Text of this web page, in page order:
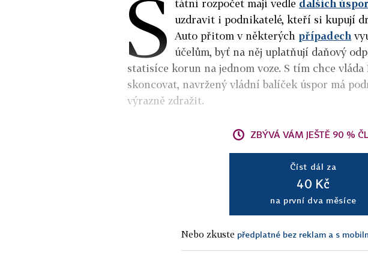
S tátní rozpočet mají vedle dalších
uzdravit i podnikatelé, kteří si kupují
Auto přitom v některých případech
účelům, byť na něj uplatňují daňový
statisíce korun na jednom voze. S tím chce vláda
skoncovat, navržený vládní balíček úspor má
výrazně zdražit.
ZBÝVÁ VÁM JEŠTĚ 90 %
Číst dál za
40 Kč
na první dva měsíce
Nebo zkuste předplatné bez reklam a s